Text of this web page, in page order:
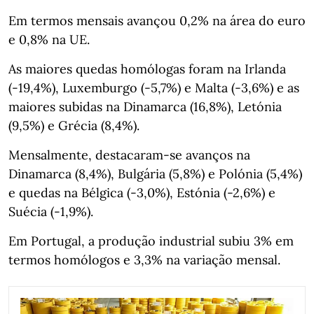
Em termos mensais avançou 0,2% na área do euro
e 0,8% na UE.
As maiores quedas homólogas foram na Irlanda
(-19,4%), Luxemburgo (-5,7%) e Malta (-3,6%) e as
maiores subidas na Dinamarca (16,8%), Letónia
(9,5%) e Grécia (8,4%).
Mensalmente, destacaram‑se avanços na
Dinamarca (8,4%), Bulgária (5,8%) e Polónia (5,4%)
e quedas na Bélgica (-3,0%), Estónia (-2,6%) e
Suécia (-1,9%).
Em Portugal, a produção industrial subiu 3% em
termos homólogos e 3,3% na variação mensal.